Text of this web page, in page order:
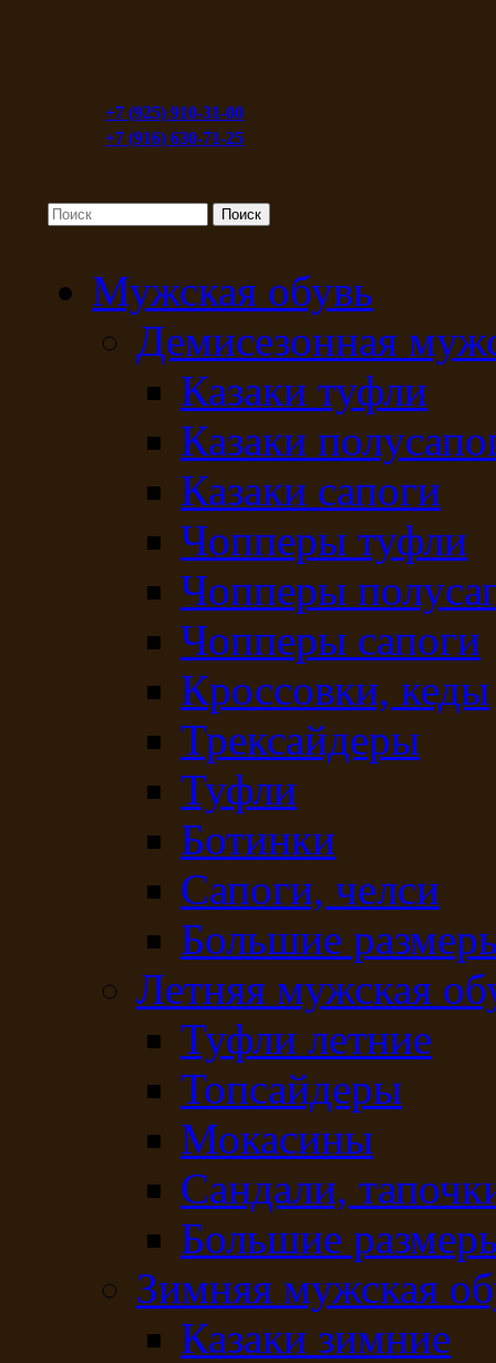
+7 (925) 910-31-00
+7 (916) 630-71-25
Мужская обувь
Демисезонная
Казаки туфли
Казаки
Казаки сапоги
Чопперы туфли
Чопперы
Чопперы сапоги
Кроссовки, кеды
Трексайдеры
Туфли
Ботинки
Сапоги, челси
Большие
Летняя мужская
Туфли летние
Топсайдеры
Мокасины
Сандали,
Большие
Зимняя мужская
Казаки зимние